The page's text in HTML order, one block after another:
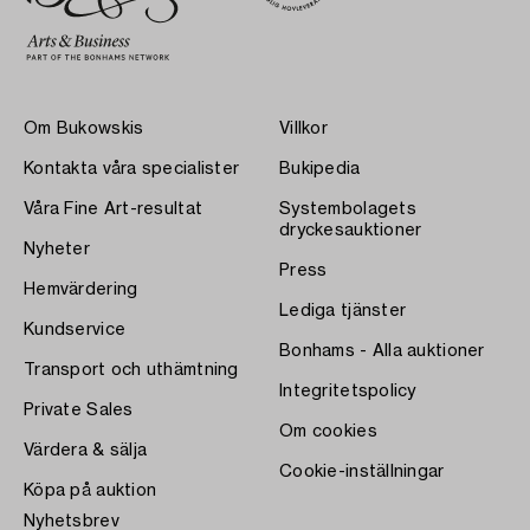
Om Bukowskis
Kontakta våra specialister
Våra Fine Art-resultat
Nyheter
Hemvärdering
Kundservice
Transport och uthämtning
Private Sales
Värdera & sälja
Köpa på auktion
Villkor
Bukipedia
Systembolagets
dryckesauktioner
Press
Lediga tjänster
Bonhams - Alla auktioner
Integritetspolicy
Om cookies
Cookie-inställningar
Nyhetsbrev